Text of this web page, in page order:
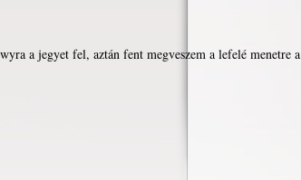
a jegyet fel, aztán fent megveszem a lefelé menetre a